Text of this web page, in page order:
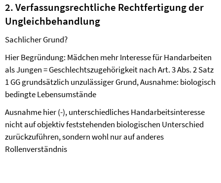
2. Verfassungsrechtliche Rechtfertigung der
Ungleichbehandlung
Sachlicher Grund?
Hier Begründung: Mädchen mehr Interesse für Handarbeiten
als Jungen = Geschlechtszugehörigkeitnach Art. 3 Abs. 2 Satz
1 GG grundsätzlich unzulässiger Grund, Ausnahme: biologisch
bedingte Lebensumstände
Ausnahme hier (-), unterschiedliches Handarbeitsinteresse
nicht auf objektiv feststehenden biologischen Unterschied
zurückzuführen, sondern wohl nur auf anderes
Rollenverständnis